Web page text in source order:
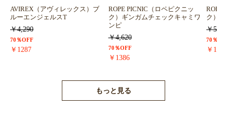
AVIREX（アヴィレックス）ブ
ルーエンジェルスT
￥4,290
70％OFF
￥1287
ROPE PICNIC（ロペピクニッ
ク）ギンガムチェックキャミワ
ンピ
￥4,620
70％OFF
￥1386
ROPE
ク）
￥
70％
￥
もっと見る